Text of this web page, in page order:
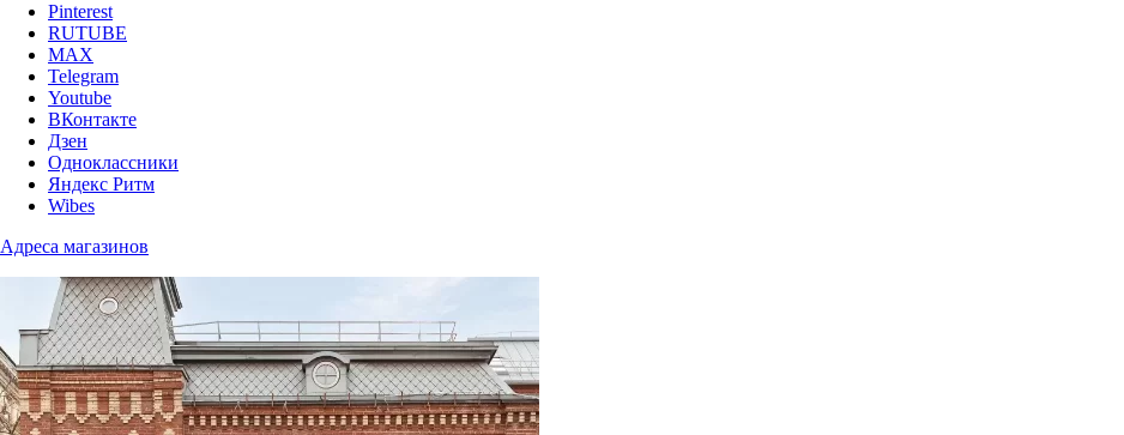
Pinterest
RUTUBE
MAX
Telegram
Youtube
ВКонтакте
Дзен
Одноклассники
Яндекс Ритм
Wibes
Адреса магазинов